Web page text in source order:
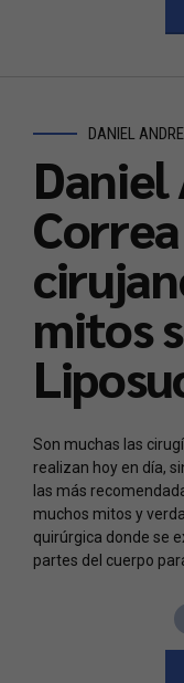
DANIEL
Daniel
mitos
Son muchas las
realizan hoy en día,
las más
muchos mitos y
quirúrgica donde se
partes del cuerpo